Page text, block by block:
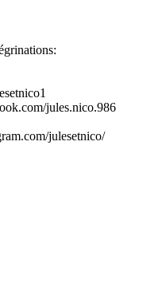
jules.nico.986
julesetnico/